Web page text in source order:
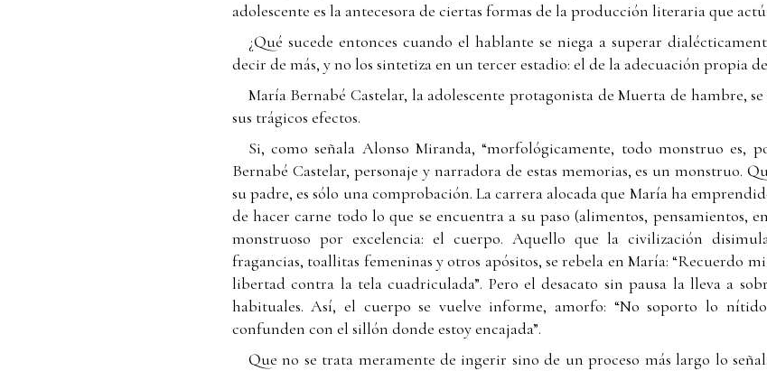
adolescente es la antecesora de ciertas formas de la producción literaria que
¿Qué sucede entonces cuando el hablante se niega a superar
decir de más, y no los sintetiza en un tercer estadio: el de la adecuación propia
María Bernabé Castelar, la adolescente protagonista de Muerta de hambre,
sus trágicos efectos.
Si, como señala Alonso Miranda, “morfológicamente, todo monstruo es,
Bernabé Castelar, personaje y narradora de estas memorias, es un monstruo.
su padre, es sólo una comprobación. La carrera alocada que María ha
de hacer carne todo lo que se encuentra a su paso (alimentos, pensamientos,
monstruoso por excelencia: el cuerpo. Aquello que la civilización
fragancias, toallitas femeninas y otros apósitos, se rebela en María: “Recuerdo
libertad contra la tela cuadriculada”. Pero el desacato sin pausa la lleva a
habituales. Así, el cuerpo se vuelve informe, amorfo: “No soporto lo
confunden con el sillón donde estoy encajada”.
Que no se trata meramente de ingerir sino de un proceso más largo lo